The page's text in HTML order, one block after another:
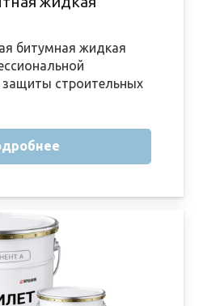
битумная жидкая
защиты строительных